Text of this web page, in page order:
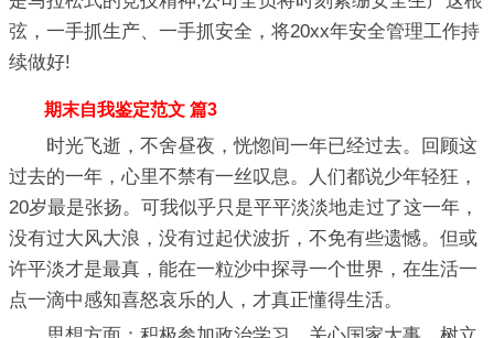
弦，一手抓生产、一手抓安全，将20xx年安全管理工作持
续做好!
期末自我鉴定范文 篇3
时光飞逝，不舍昼夜，恍惚间一年已经过去。回顾这
过去的一年，心里不禁有一丝叹息。人们都说少年轻狂，
20岁最是张扬。可我似乎只是平平淡淡地走过了这一年，
没有过大风大浪，没有过起伏波折，不免有些遗憾。但或
许平淡才是最真，能在一粒沙中探寻一个世界，在生活一
点一滴中感知喜怒哀乐的人，才真正懂得生活。